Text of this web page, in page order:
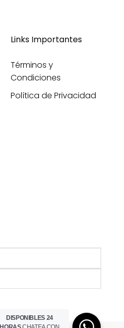
Links Importantes
Términos y
Condiciones
Política de Privacidad
DISPONIBLES 24